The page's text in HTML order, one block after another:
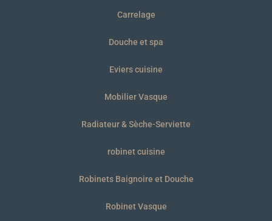
Carrelage
Douche et spa
Eviers cuisine
Mobilier Vasque
Radiateur & Sèche-Serviette
robinet cuisine
Robinets Baignoire et Douche
Robinet Vasque